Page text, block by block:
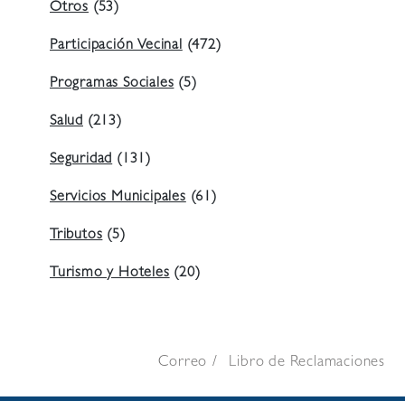
Otros (53)
Participación Vecinal (472)
Programas Sociales (5)
Salud (213)
Seguridad (131)
Servicios Municipales (61)
Tributos (5)
Turismo y Hoteles (20)
Correo Libro de Reclamaciones